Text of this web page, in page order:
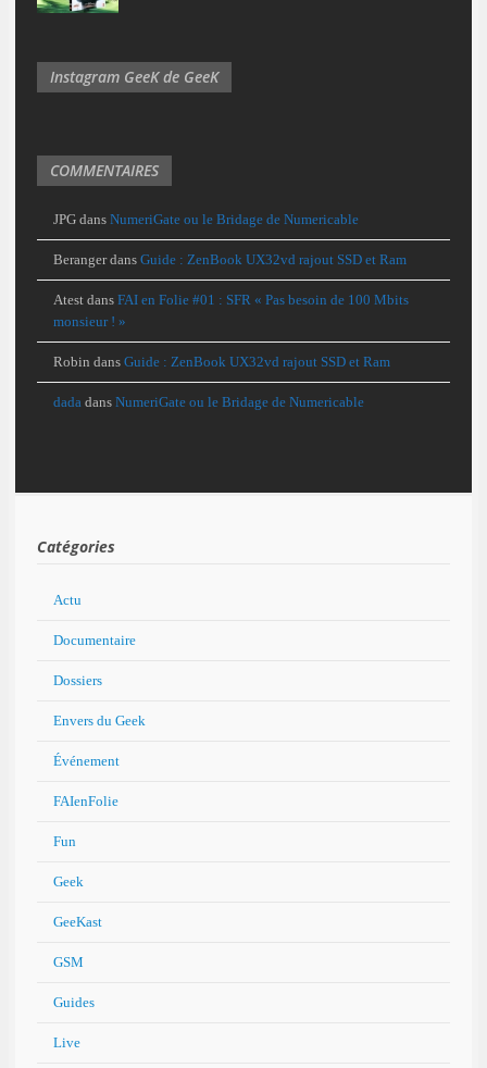
Instagram GeeK de GeeK
COMMENTAIRES
JPG dans NumeriGate ou le Bridage de Numericable
Berangerdans Guide : ZenBook UX32vd rajout SSD et Ram
Atest dans FAI en Folie #01 : SFR « Pas besoin de 100 Mbits
monsieur ! »
Robin dans Guide : ZenBook UX32vd rajout SSD et Ram
dada dans NumeriGate ou le Bridage de Numericable
Catégories
Actu
Documentaire
Dossiers
Envers du Geek
Événement
FAIenFolie
Fun
Geek
GeeKast
GSM
Guides
Live